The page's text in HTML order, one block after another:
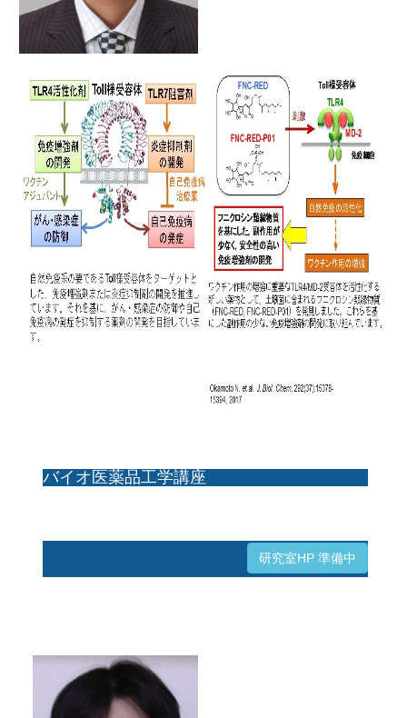
バイオ医薬品工学講座
研究室HP 準備中